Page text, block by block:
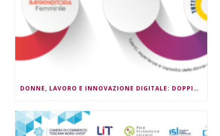
DONNE, LAVORO E INNOVAZIONE DIGITALE: DOPPIO APPUNTAMENTO